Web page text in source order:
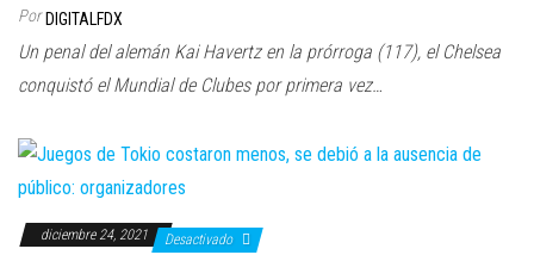
Por DIGITALFDX
Un penal del alemán Kai Havertz en la prórroga (117), el Chelsea
conquistó el Mundial de Clubes por primera vez…
diciembre 24, 2021 Desactivado